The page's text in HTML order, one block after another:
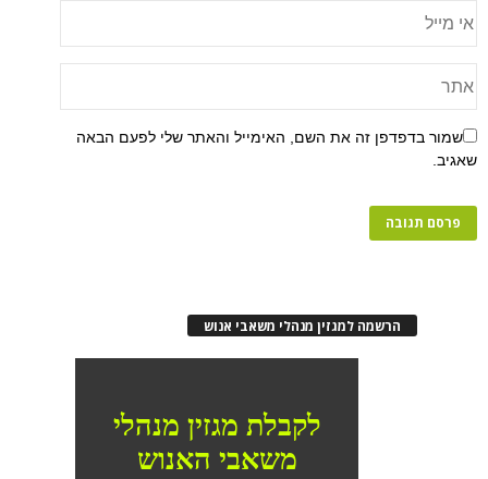
שמור בדפדפן זה את השם, האימייל והאתר שלי לפעם הבאה
שאגיב.
הרשמה למגזין מנהלי משאבי אנוש